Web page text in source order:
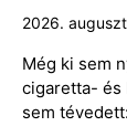
2026.
Még ki sem
cigaretta- és
sem